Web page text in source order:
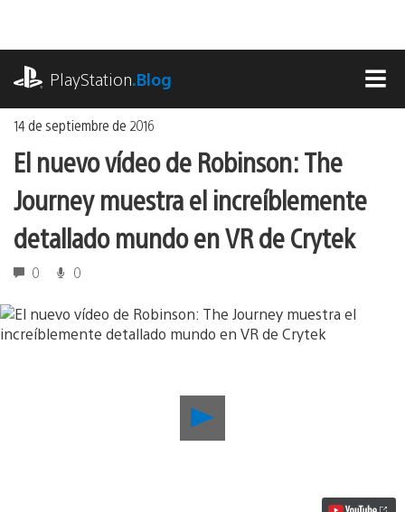
contenido
PlayStation.Blog
14 de septiembre de 2016
El nuevo vídeo de Robinson: The
Journey muestra el increíblemente
detallado mundo en VR de Crytek
0 0
nuevo